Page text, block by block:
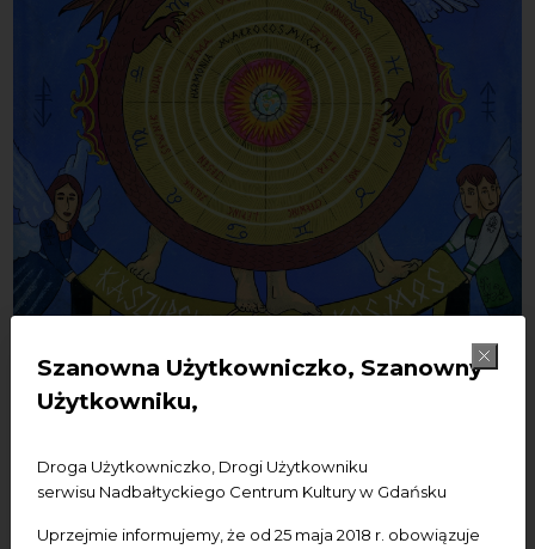
Szanowna Użytkowniczko, Szanowny
Użytkowniku,
Droga Użytkowniczko, Drogi Użytkowniku
serwisu Nadbałtyckiego Centrum Kultury w Gdańsku
Uprzejmie informujemy, że od 25 maja 2018 r. obowiązuje